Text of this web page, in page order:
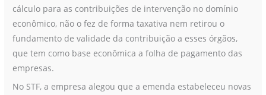
cálculo para as contribuições de intervenção no domínio
econômico, não o fez de forma taxativa nem retirou o
fundamento de validade da contribuição a esses órgãos,
que tem como base econômica a folha de pagamento das
empresas.
No STF, a empresa alegou que a emenda estabeleceu novas